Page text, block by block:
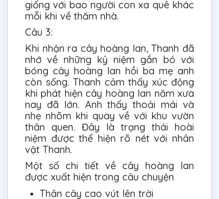
giống với bao người con xa quê khác
mỗi khi về thăm nhà.
Câu 3:
Khi nhận ra cây hoàng lan, Thanh đã
nhớ về những kỷ niệm gắn bó với
bóng cây hoàng lan hồi ba mẹ anh
còn sống. Thanh cảm thấy xúc động
khi phát hiện cây hoàng lan năm xưa
nay đã lớn. Anh thấy thoải mái và
nhẹ nhõm khi quay về với khu vườn
thân quen. Đây là trạng thái hoài
niệm được thể hiện rõ nét với nhân
vật Thanh.
Một số chi tiết về cây hoàng lan
được xuất hiện trong câu chuyện
Thân cây cao vút lên trời